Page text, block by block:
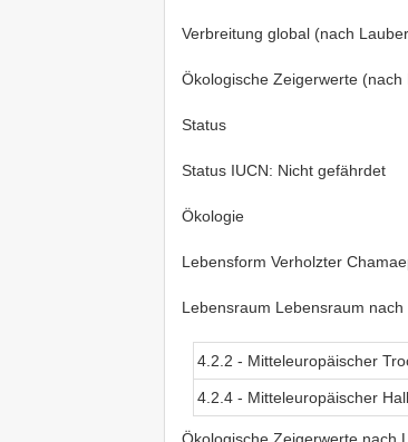
Verbreitung global (nach
Ökologische Zeigerwerte
Status
Status IUCN: Nicht gefährdet
Ökologie
Lebensform Verholzter
Lebensraum Lebensraum
4.2.2 - Mitteleuropäischer
4.2.4 - Mitteleuropäischer
Ökologische Zeigerwerte nach